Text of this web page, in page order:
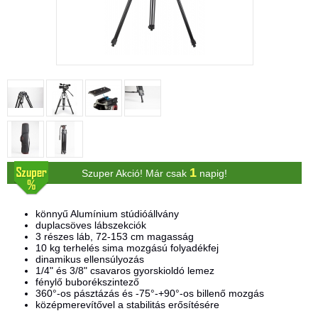
Szuper Akció! Már csak 1 napig!
könnyű Alumínium stúdióállvány
duplacsöves lábszekciók
3 részes láb, 72-153 cm magasság
10 kg terhelés sima mozgású folyadékfej
dinamikus ellensúlyozás
1/4" és 3/8" csavaros gyorskioldó lemez
fénylő buborékszintező
360°-os pásztázás és -75°-+90°-os billenő mozgás
középmerevítővel a stabilitás erősítésére